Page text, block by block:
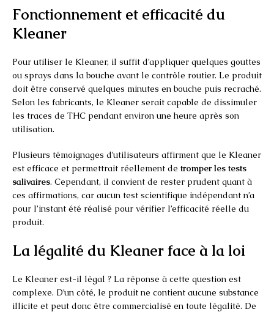
Fonctionnement et efficacité du
Kleaner
Pour utiliser le Kleaner, il suffit d’appliquer quelques gouttes
ou sprays dans la bouche avant le contrôle routier. Le produit
doit être conservé quelques minutes en bouche puis recraché.
Selon les fabricants, le Kleaner serait capable de dissimuler
les traces de THC pendant environ une heure après son
utilisation.
Plusieurs témoignages d’utilisateurs affirment que le Kleaner
est efficace et permettrait réellement de tromper les tests
salivaires. Cependant, il convient de rester prudent quant à
ces affirmations, car aucun test scientifique indépendant n’a
pour l’instant été réalisé pour vérifier l’efficacité réelle du
produit.
La légalité du Kleaner face à la loi
Le Kleaner est-il légal ? La réponse à cette question est
complexe. D’un côté, le produit ne contient aucune substance
illicite et peut donc être commercialisé en toute légalité. De